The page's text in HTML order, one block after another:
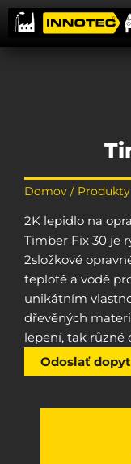
Preskočiť
na
obsah
Domov /
2K lepidlo na
Timber Fix 30 je
2složkové
teplotě a vodě
unikátním
dřevěných
lepení, tak různé
Odoslať dopyt